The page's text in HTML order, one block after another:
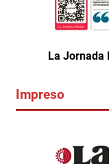
La Jornada
Impreso